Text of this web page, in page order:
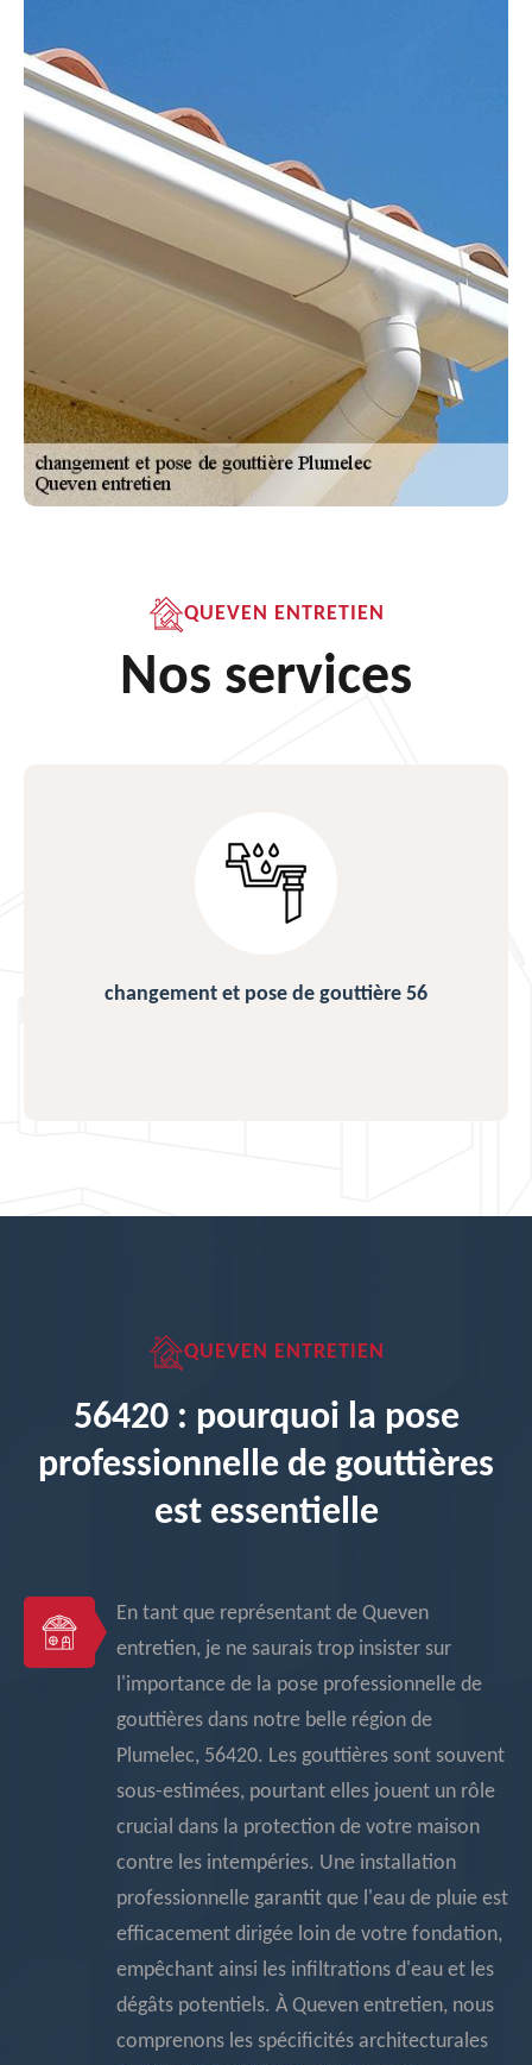
QUEVEN ENTRETIEN
Nos services
changement et pose de gouttière 56
QUEVEN ENTRETIEN
56420 : pourquoi la pose
professionnelle de gouttières
est essentielle
En tant que représentant de Queven
entretien, je ne saurais trop insister sur
l'importance de la pose professionnelle de
gouttières dans notre belle région de
Plumelec, 56420. Les gouttières sont souvent
sous-estimées, pourtant elles jouent un rôle
crucial dans la protection de votre maison
contre les intempéries. Une installation
professionnelle garantit que l'eau de pluie est
efficacement dirigée loin de votre fondation,
empêchant ainsi les infiltrations d'eau et les
dégâts potentiels. À Queven entretien, nous
comprenons les spécificités architecturales